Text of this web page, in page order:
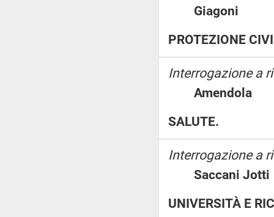
Giagoni
PROTEZIONE
Interrogazione a
SALUTE.
Interrogazione a
Saccani
UNIVERSITÀ E